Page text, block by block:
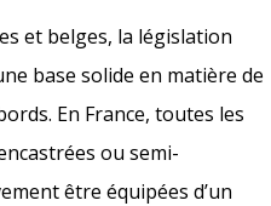
et belges, la législation
base solide en matière de
En France, toutes les
ou semi-
être équipées d’un